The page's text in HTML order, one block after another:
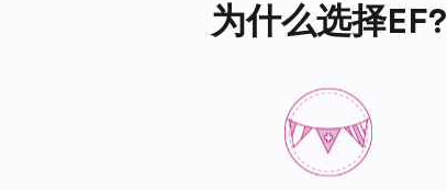
为什么选择EF?